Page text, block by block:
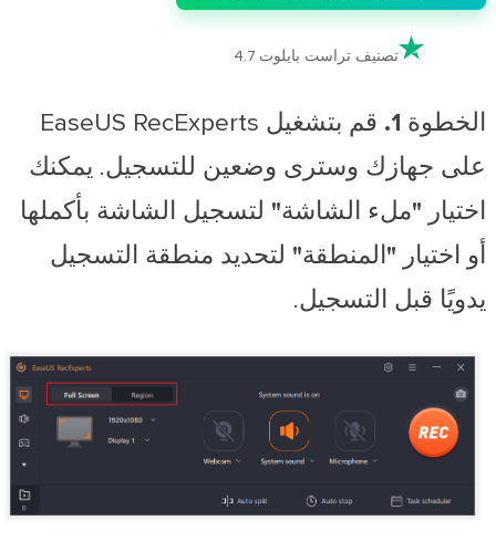
تصنيف تراست بايلوت 4.7
الخطوة 1.
قم بتشغيل EaseUS RecExperts
على جهازك وسترى وضعين للتسجيل. يمكنك
اختيار "ملء الشاشة" لتسجيل الشاشة بأكملها
أو اختيار "المنطقة" لتحديد منطقة التسجيل
يدويًا قبل التسجيل.